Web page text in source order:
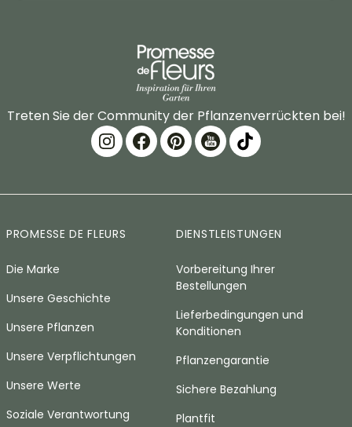
Treten Sie der Community der Pflanzenverrückten bei!
PROMESSE DE FLEURS
Die Marke
Unsere Geschichte
Unsere Pflanzen
Unsere Verpflichtungen
Unsere Werte
Soziale Verantwortung
DIENSTLEISTUNGEN
Vorbereitung Ihrer
Bestellungen
Lieferbedingungen und
Konditionen
Pflanzengarantie
Sichere Bezahlung
Plantfit